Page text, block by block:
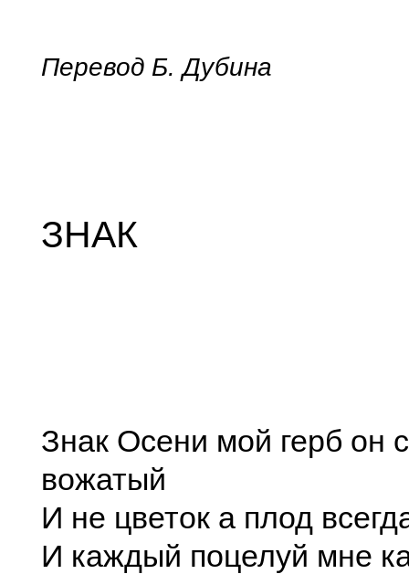
Перевод Б. Дубина
ЗНАК
Знак Осени мой герб он
вожатый
И не цветок а плод
И каждый поцелуй мне